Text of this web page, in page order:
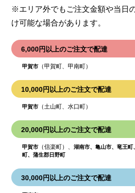
※エリア外でもご注文金額や当日
け可能な場合があります。
6,000円以上のご注文で配達
甲賀市 （甲賀町、甲南町）
10,000円以上のご注文で配達
甲賀市 （土山町、水口町）
20,000円以上のご注文で配達
甲賀市 （信楽町）、湖南市、亀山市、竜王
町、蒲生郡日野町
30,000円以上のご注文で配達